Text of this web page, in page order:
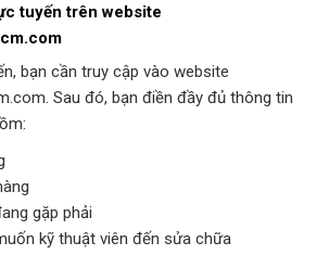
tuyến trên website
bạn cần truy cập vào website
Sau đó, bạn điền đầy đủ thông tin
gặp phải
kỹ thuật viên đến sửa chữa